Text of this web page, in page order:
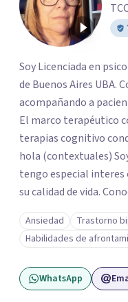
Soy Licenciada en
de Buenos Aires UBA.
acompañando a
El marco terapéutico
terapias cognitivo
hola (contextuales)
tengo especial interes
su calidad de vida.
en ello brindando las
momentos en la vida
estados de ansiedad,
encontramos o nos
afrontarlos, pareciera
Ansiedad
Trastorno
Habilidades de
WhatsApp